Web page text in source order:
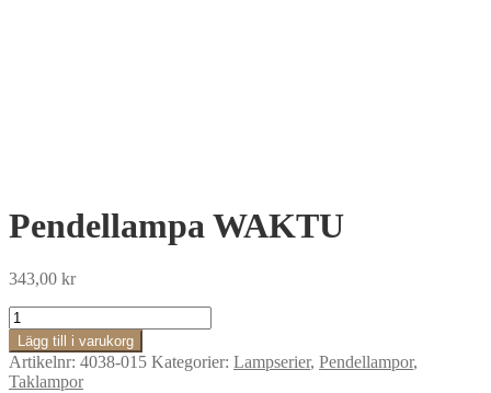
Pendellampa WAKTU
343,00 kr
Pendellampa
WAKTU
mängd
Lägg till i varukorg
Artikelnr: 4038-015 Kategorier: Lampserier, Pendellampor,
Taklampor